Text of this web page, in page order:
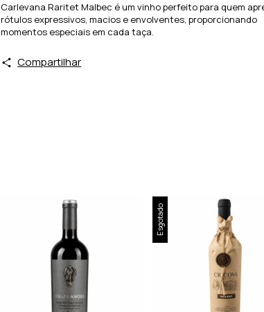
Carlevana Raritet Malbec é um vinho perfeito para quem
rótulos expressivos, macios e envolventes, proporcionando
momentos especiais em cada taça.
Compartilhar
Esgotado